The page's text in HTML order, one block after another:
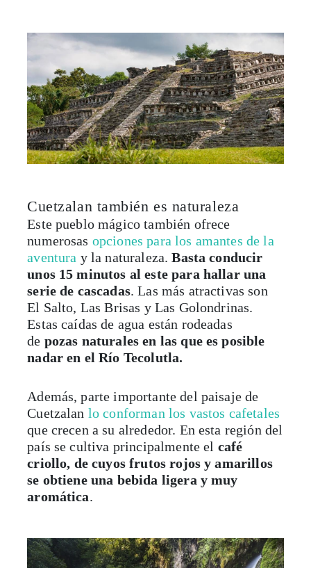
Cuetzalan también es naturaleza
Este pueblo mágico también ofrece
numerosas opciones para los amantes de la
aventura y la naturaleza.Basta conducir
unos 15 minutos al este para hallar una
serie de cascadas. Las más atractivas son
El Salto, Las Brisas y Las Golondrinas.
Estas caídas de agua están rodeadas
de pozas naturales en las que es posible
nadar en el Río Tecolutla.
Además, parte importante del paisaje de
Cuetzalan lo conforman los vastos cafetales
que crecen a su alrededor. En esta región del
país se cultiva principalmente el café
criollo, de cuyos frutos rojos y amarillos
se obtiene una bebida ligera y muy
aromática.